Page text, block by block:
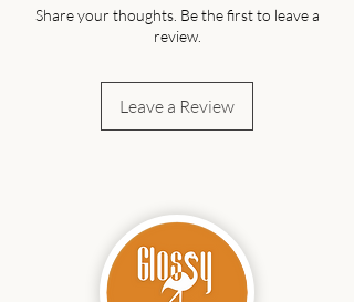
vestir.
Share your thoughts. Be the first to leave a
review.
Leave a Review